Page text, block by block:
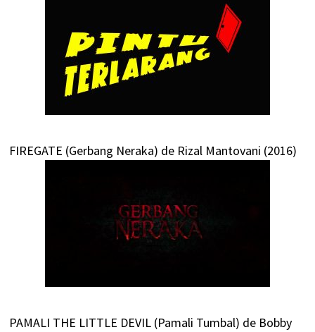
FIREGATE (Gerbang Neraka) de Rizal Mantovani (2016)
PAMALI THE LITTLE DEVIL (Pamali Tumbal) de Bobby